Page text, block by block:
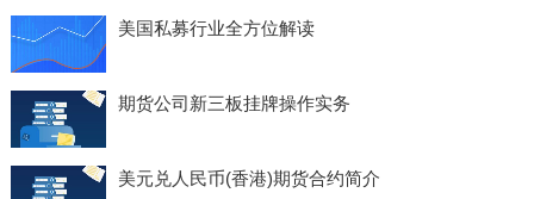
美国私募行业全方位解读
期货公司新三板挂牌操作实务
美元兑人民币(香港)期货合约简介